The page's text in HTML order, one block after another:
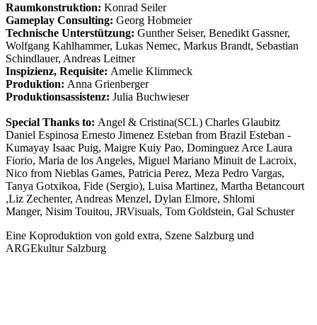
Raumkonstruktion: Konrad Seiler
Gameplay Consulting: Georg Hobmeier
Technische Unterstützung: Gunther Seiser, Benedikt Gassner,
Wolfgang Kahlhammer, Lukas Nemec, Markus Brandt, Sebastian
Schindlauer, Andreas Leitner
Inspizienz, Requisite: Amelie Klimmeck
Produktion: Anna Grienberger
Produktionsassistenz: Julia Buchwieser
Special Thanks to: Angel & Cristina(SCL) Charles Glaubitz
Daniel Espinosa Ernesto Jimenez Esteban from Brazil Esteban -
Kumayay Isaac Puig, Maigre Kuiy Pao, Dominguez Arce Laura
Fiorio, Maria de los Angeles, Miguel Mariano Minuit de Lacroix,
Nico from Nieblas Games, Patricia Perez, Meza Pedro Vargas,
Tanya Gotxikoa, Fide (Sergio), Luisa Martinez, Martha Betancourt
,Liz Zechenter, Andreas Menzel, Dylan Elmore, Shlomi
Manger, Nisim Touitou, JRVisuals, Tom Goldstein, Gal Schuster
Eine Koproduktion von gold extra, Szene Salzburg und
ARGEkultur Salzburg